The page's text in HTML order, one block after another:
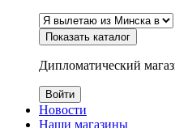
Показать каталог
Дипломатический
Войти
Новости
Наши магазины